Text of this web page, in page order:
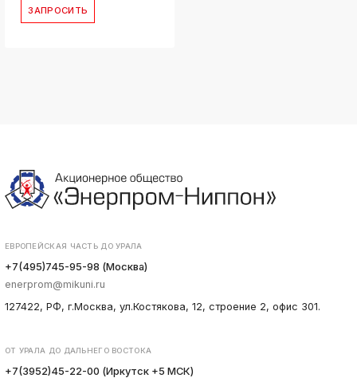
ЗАПРОСИТЬ
ЕВРОПЕЙСКАЯ ЧАСТЬ ДО УРАЛА
+7(495)745-95-98 (Москва)
enerprom@mikuni.ru
127422, РФ, г.Москва, ул.Костякова, 12, строение 2, офис 301.
ОТ УРАЛА ДО ДАЛЬНЕГО ВОСТОКА
+7(3952)45-22-00 (Иркутск +5 МСК)